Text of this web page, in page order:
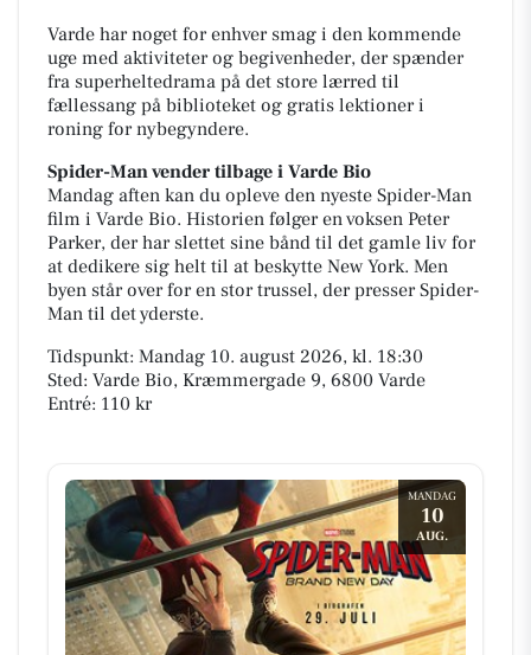
Varde har noget for enhver smag i den kommende
uge med aktiviteter og begivenheder, der spænder
fra superheltedrama på det store lærred til
fællessang på biblioteket og gratis lektioner i
roning for nybegyndere.
Spider-Man vender tilbage i Varde Bio
Mandag aften kan du opleve den nyeste Spider-Man
film i Varde Bio. Historien følger en voksen Peter
Parker, der har slettet sine bånd til det gamle liv for
at dedikere sig helt til at beskytte New York. Men
byen står over for en stor trussel, der presser Spider-
Man til det yderste.
Tidspunkt: Mandag 10. august 2026, kl. 18:30
Sted: Varde Bio, Kræmmergade 9, 6800 Varde
Entré: 110 kr
MANDAG
10
AUG.